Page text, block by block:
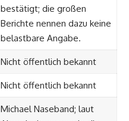
bestätigt; die großen
Berichte nennen dazu keine
belastbare Angabe.
Nicht öffentlich bekannt
Nicht öffentlich bekannt
Michael Naseband; laut